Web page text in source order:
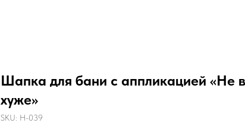
Шапка для бани с аппликацией «Не
хуже»
SKU: H-039